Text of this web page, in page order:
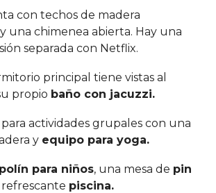
con techos de madera
una chimenea abierta. Hay una
separada con Netflix.
principal tiene vistas al
propio baño con jacuzzi.
para actividades grupales con una
y equipo para yoga.
para niños, una mesa de pin
piscina.